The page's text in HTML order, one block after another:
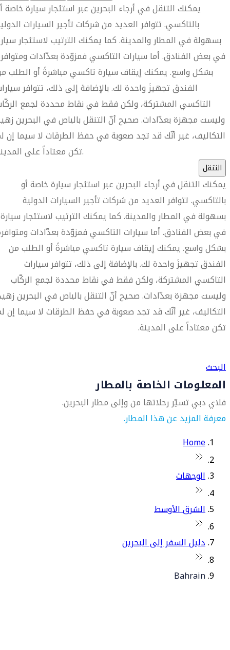
يمكنك التنقل في أرجاء البحرين عبر استئجار سيارة خاصة
بالتاكسي. تتوافر العديد من شركات تأجير السيارات
بسهولة في المطار والمدينة. كما يمكنك الترتيب لاستئجار
في بعض الفنادق. أما سيارات التاكسي فمزوّدة بعدّادات
بشكل واسع. يمكنك إيقاف سيارة تاكسي مباشرةً أو الطلب
الفندق تجهيزَ واحدة لك. بالإضافة إلى ذلك، تتوافر
التاكسي المشتركة، ولكن فقط في نقاط محددة لجمع
وليست مجهزة بعدّادات. صحيح أنّ التنقل بالباص في البحرين
التكاليف، غير أنّك قد تجد صعوبة في حفظ الطرقات لا سيما إن
تكن معتاداً على المدينة.
التنقل
يمكنك التنقل في أرجاء البحرين عبر استئجار سيارة خاصة أو
بالتاكسي. تتوافر العديد من شركات تأجير السيارات الدولية
بسهولة في المطار والمدينة. كما يمكنك الترتيب لاستئجار سيارة
في بعض الفنادق. أما سيارات التاكسي فمزوّدة بعدّادات
بشكل واسع. يمكنك إيقاف سيارة تاكسي مباشرةً أو الطلب من
الفندق تجهيزَ واحدة لك. بالإضافة إلى ذلك، تتوافر سيارات
التاكسي المشتركة، ولكن فقط في نقاط محددة لجمع الركّاب
وليست مجهزة بعدّادات. صحيح أنّ التنقل بالباص في البحرين
التكاليف، غير أنّك قد تجد صعوبة في حفظ الطرقات لا سيما إن
تكن معتاداً على المدينة.
البحث
المعلومات الخاصة بالمطار
فلاي دبي تسيّر رحلاتها من وإلى مطار البحرين.
معرفة المزيد عن هذا المطار.
Home
الوجهات
الشرق الأوسط
دليل السفر إلى البحرين
Bahrain